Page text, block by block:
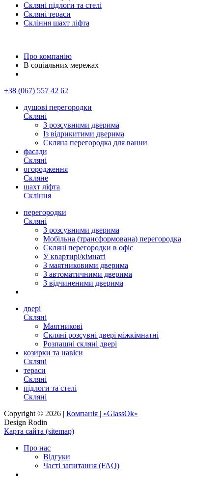
Скляні підлоги та стелі
Скляні тераси
Скління шахт ліфта
Про компанію
В соціальних мережах
+38 (067) 557 42 62
душові перегородки
Скляні
З розсувними дверима
Із відрикитими дверима
Скляна перегородка для ванни
фасади
Скляні
огородження
Скляне
шахт ліфта
Скління
перегородки
Скляні
З розсувними дверима
Мобільна (трансформована) перегородка
Скляні перегородки в офіс
У квартирі/кімнаті
З маятниковими дверима
З автоматичними дверима
З відчиненими дверима
двері
Скляні
Маятникові
Скляні розсувні двері міжкімнатні
Розпашні скляні двері
козирки та навіси
Скляні
тераси
Скляні
підлоги та стелі
Скляні
Copyright © 2026 | Компанія | «GlassOk»
Design Rodin
Карта сайта (sitemap)
Про нас
Відгуки
Часті запитання (FAQ)